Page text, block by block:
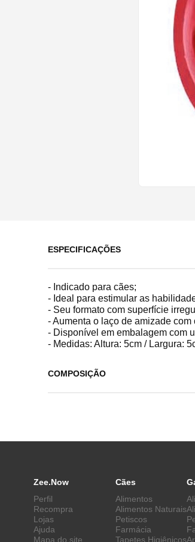
ESPECIFICAÇÕES
- Indicado para cães;
- Ideal para estimular as
- Seu formato com superfície
- Aumenta o laço de amizade
- Disponível em embalagem com
- Medidas: Altura: 5cm / Largura:
COMPOSIÇÃO
Cães
Alimentos
Alimentos Naturais
Petiscos
Farmácia
Tapetes Higiênicos
Zee.Now
Perfil
Recompra
Lojas
Ajuda
Mapa do site